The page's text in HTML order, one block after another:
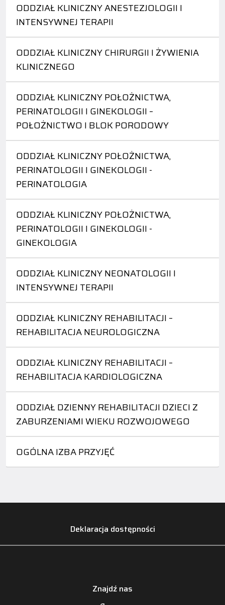
ODDZIAŁ KLINICZNY ANESTEZJOLOGII I
INTENSYWNEJ TERAPII
ODDZIAŁ KLINICZNY CHIRURGII I ŻYWIENIA
KLINICZNEGO
ODDZIAŁ KLINICZNY POŁOŻNICTWA,
PERINATOLOGII I GINEKOLOGII –
POŁOŻNICTWO I BLOK PORODOWY
ODDZIAŁ KLINICZNY POŁOŻNICTWA,
PERINATOLOGII I GINEKOLOGII -
PERINATOLOGIA
ODDZIAŁ KLINICZNY POŁOŻNICTWA,
PERINATOLOGII I GINEKOLOGII -
GINEKOLOGIA
ODDZIAŁ KLINICZNY NEONATOLOGII I
INTENSYWNEJ TERAPII
ODDZIAŁ KLINICZNY REHABILITACJI –
REHABILITACJA NEUROLOGICZNA
ODDZIAŁ KLINICZNY REHABILITACJI –
REHABILITACJA KARDIOLOGICZNA
ODDZIAŁ DZIENNY REHABILITACJI DZIECI Z
ZABURZENIAMI WIEKU ROZWOJOWEGO
OGÓLNA IZBA PRZYJĘĆ
Deklaracja dostępności
Znajdź nas